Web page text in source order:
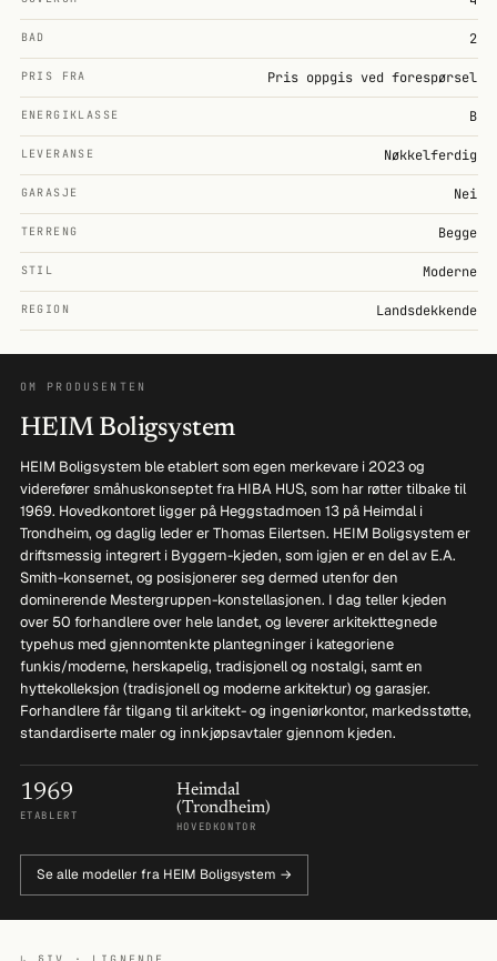
BAD 2
PRIS FRA Pris oppgis ved forespørsel
ENERGIKLASSE B
LEVERANSE Nøkkelferdig
GARASJE Nei
TERRENG Begge
STIL Moderne
REGION Landsdekkende
OM PRODUSENTEN
HEIM Boligsystem
HEIM Boligsystem ble etablert som egen merkevare i 2023 og
viderefører småhuskonseptet fra HIBA HUS, som har røtter tilbake til
1969. Hovedkontoret ligger på Heggstadmoen 13 på Heimdal i
Trondheim, og daglig leder er Thomas Eilertsen. HEIM Boligsystem er
driftsmessig integrert i Byggern-kjeden, som igjen er en del av E.A.
Smith-konsernet, og posisjonerer seg dermed utenfor den
dominerende Mestergruppen-konstellasjonen. I dag teller kjeden
over 50 forhandlere over hele landet, og leverer arkitekttegnede
typehus med gjennomtenkte plantegninger i kategoriene
funkis/moderne, herskapelig, tradisjonell og nostalgi, samt en
hyttekolleksjon (tradisjonell og moderne arkitektur) og garasjer.
Forhandlere får tilgang til arkitekt- og ingeniørkontor, markedsstøtte,
standardiserte maler og innkjøpsavtaler gjennom kjeden.
1969
ETABLERT
Heimdal
(Trondheim)
HOVEDKONTOR
Se alle modeller fra HEIM Boligsystem →